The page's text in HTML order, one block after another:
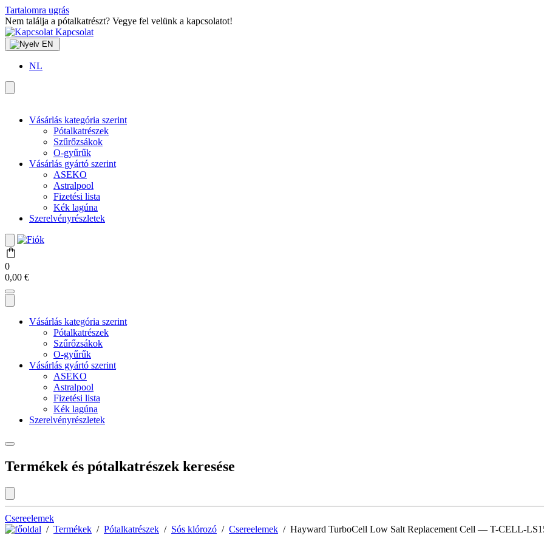
Tartalomra ugrás
Nem találja a pótalkatrészt? Vegye fel velünk a kapcsolatot!
Kapcsolat
EN
NL
Vásárlás kategória szerint
Pótalkatrészek
Szűrőzsákok
O-gyűrűk
Vásárlás gyártó szerint
ASEKO
Astralpool
Fizetési lista
Kék lagúna
Szerelvényrészletek
0
0,00 €
Vásárlás kategória szerint
Pótalkatrészek
Szűrőzsákok
O-gyűrűk
Vásárlás gyártó szerint
ASEKO
Astralpool
Fizetési lista
Kék lagúna
Szerelvényrészletek
Termékek és pótalkatrészek keresése
Csereelemek
/ Termékek / Pótalkatrészek / Sós klórozó / Csereelemek / Hayward TurboCell Low Salt Replacement Cell — T-CELL-